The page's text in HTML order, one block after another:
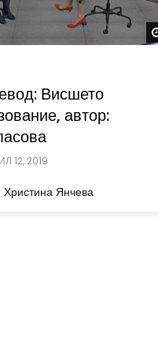
Висшето
автор:
12, 2019
Янчева